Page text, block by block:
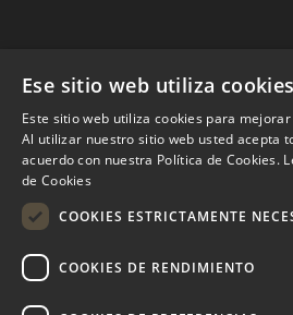
VILLAS EN
APARTAMENTOS
Ese sitio web utiliza cookies
Este sitio web utiliza cookies para
Al utilizar nuestro sitio web usted acepta
acuerdo con nuestra Política de Cookies.
de Cookies
COOKIES ESTRICTAMENTE
COOKIES DE RENDIMIENTO